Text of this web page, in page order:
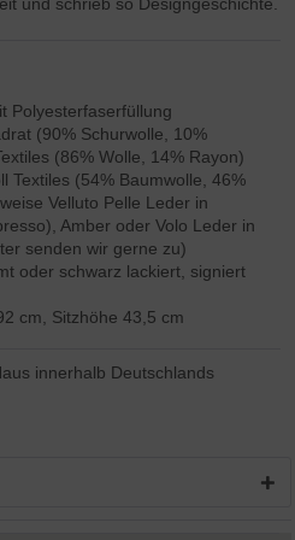
und schrieb so Designgeschichte.
Polyesterfaserfüllung
(90% Schurwolle, 10%
(86% Wolle, 14% Rayon)
Textiles (54% Baumwolle, 46%
Velluto Pelle Leder in
Amber oder Volo Leder in
senden wir gerne zu)
oder schwarz lackiert, signiert
cm, Sitzhöhe 43,5 cm
innerhalb Deutschlands